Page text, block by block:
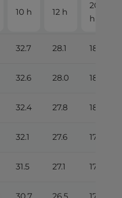
10 h 12 h
20
h
32.7 28.1 18.2
32.6 28.0 18.1
32.4 27.8 18.0
32.1 27.6 17.9
31.5 27.1 17.6